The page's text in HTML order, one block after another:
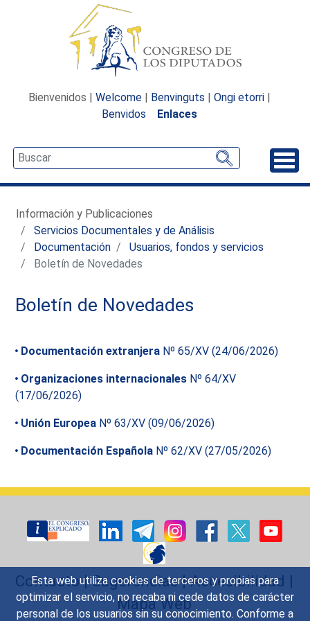
Esta web utiliza cookies de terceros y propias para
optimizar el servicio, no recaba ni cede datos de carácter
personal de los usuarios sin su conocimiento. Conforme a
Bienvenidos | Welcome | Benvinguts | Ongi etorri |
Benvidos
Enlaces
Información y Publicaciones
Servicios Documentales y de Análisis
Documentación
Usuarios, fondos y servicios
Boletín de Novedades
Boletín de Novedades
Documentación extranjera Nº 65/XV (24/06/2026)
Organizaciones internacionales Nº 64/XV
(17/06/2026)
Unión Europea Nº 63/XV (09/06/2026)
Documentación Española Nº 62/XV (27/05/2026)
Contacto|Sugerencias|Accesibilidad |
Mapa Web